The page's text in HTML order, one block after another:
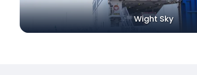
Wight Sky